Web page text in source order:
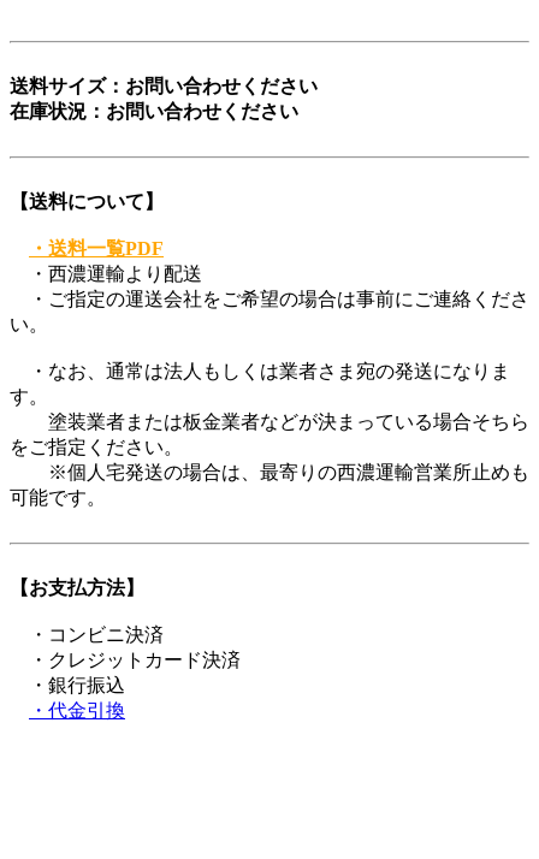
送料サイズ：お問い合わせください
在庫状況：お問い合わせください
【送料について】
・送料一覧PDF
・西濃運輸より配送
・ご指定の運送会社をご希望の場合は事前にご連絡くださ
い。
・なお、通常は法人もしくは業者さま宛の発送になりま
す。
塗装業者または板金業者などが決まっている場合そちら
をご指定ください。
※個人宅発送の場合は、最寄りの西濃運輸営業所止めも
可能です。
【お支払方法】
・コンビニ決済
・クレジットカード決済
・銀行振込
・代金引換